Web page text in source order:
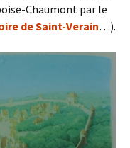
Chaumont par le
de Saint-Verain…).